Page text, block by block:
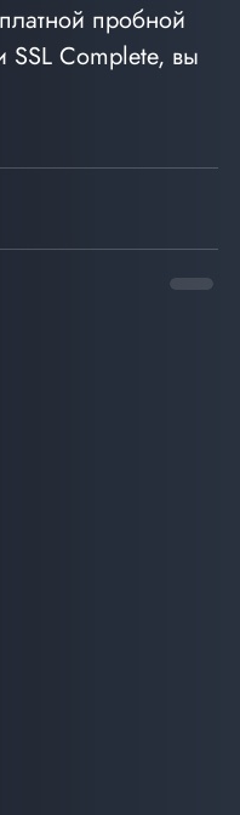
пробной
Complete, вы